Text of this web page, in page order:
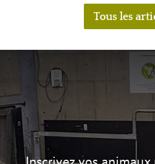
Tous les